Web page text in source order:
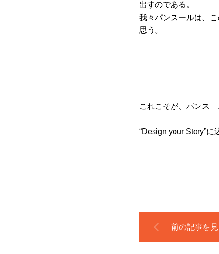
出すのである。
我々パンスールは、
思う。
これこそが、パンス
“Design your Story”
前の記事を